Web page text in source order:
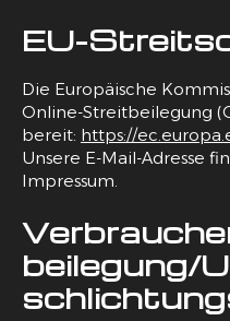
EU-
Die Europäische
Online-Streitbeilegung
bereit: https://
Unsere E-Mail-Adresse
Impressum.
beilegung/